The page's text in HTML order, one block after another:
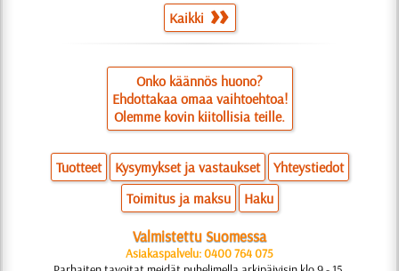
Kaikki
Onko käännös huono?
Ehdottakaa omaa vaihtoehtoa!
Olemme kovin kiitollisia teille.
Tuotteet Kysymykset ja vastaukset
Yhteystiedot
Toimitus ja maksu
Haku
Valmistettu Suomessa
Asiakaspalvelu: 0400 764 075